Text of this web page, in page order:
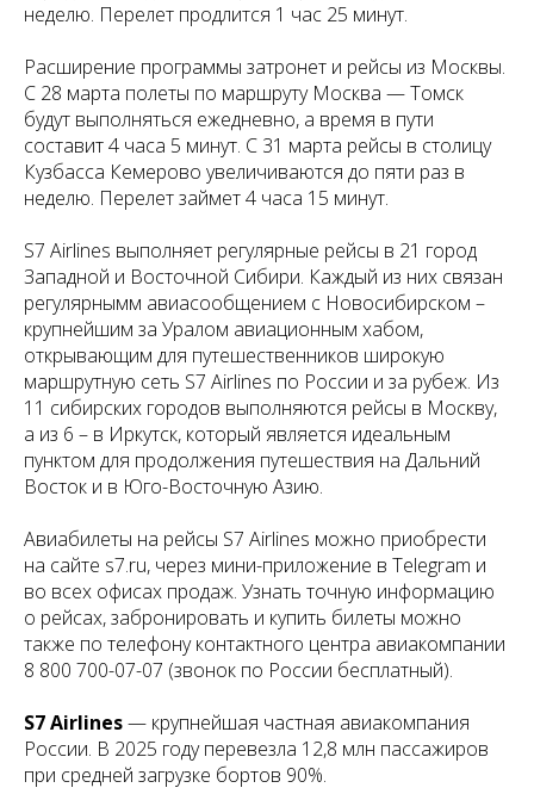
неделю. Перелет продлится 1 час 25 минут.
Расширение программы затронет и рейсы из Москвы.
С 28 марта полеты по маршруту Москва — Томск
будут выполняться ежедневно, а время в пути
составит 4 часа 5 минут. С 31 марта рейсы в столицу
Кузбасса Кемерово увеличиваются до пяти раз в
неделю. Перелет займет 4 часа 15 минут.
S7 Airlines выполняет регулярные рейсы в 21 город
Западной и Восточной Сибири. Каждый из них связан
регулярнымм авиасообщением с Новосибирском –
крупнейшим за Уралом авиационным хабом,
открывающим для путешественников широкую
маршрутную сеть S7 Airlines по России и за рубеж. Из
11 сибирских городов выполняются рейсы в Москву,
а из 6 – в Иркутск, который является идеальным
пунктом для продолжения путешествия на Дальний
Восток и в Юго-Восточную Азию.
Авиабилеты на рейсы S7 Airlines можно приобрести
на сайте s7.ru, через мини-приложение в Telegram и
во всех офисах продаж. Узнать точную информацию
о рейсах, забронировать и купить билеты можно
также по телефону контактного центра авиакомпании
8 800 700-07-07 (звонок по России бесплатный).
S7 Airlines— крупнейшая частная авиакомпания
России. В 2025 году перевезла 12,8 млн пассажиров
при средней загрузке бортов 90%.